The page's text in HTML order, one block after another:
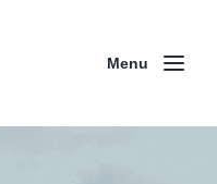
Menu